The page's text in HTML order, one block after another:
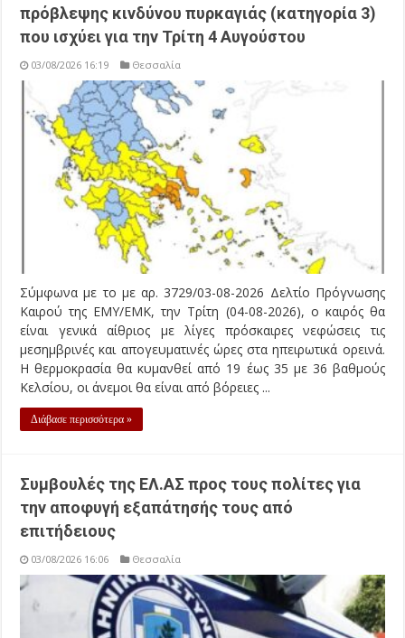
πρόβλεψης κινδύνου πυρκαγιάς (κατηγορία 3)
που ισχύει για την Τρίτη 4 Αυγούστου
03/08/2026 16:19 Θεσσαλία
Σύμφωνα με το με αρ. 3729/03-08-2026 Δελτίο Πρόγνωσης
Καιρού της ΕΜΥ/ΕΜΚ, την Τρίτη (04-08-2026), ο καιρός θα
είναι γενικά αίθριος με λίγες πρόσκαιρες νεφώσεις τις
μεσημβρινές και απογευματινές ώρες στα ηπειρωτικά ορεινά.
Η θερμοκρασία θα κυμανθεί από 19 έως 35 με 36 βαθμούς
Κελσίου, οι άνεμοι θα είναι από βόρειες ...
Διάβασε περισσότερα »
Συμβουλές της ΕΛ.ΑΣ προς τους πολίτες για
την αποφυγή εξαπάτησής τους από
επιτήδειους
03/08/2026 16:06 Θεσσαλία